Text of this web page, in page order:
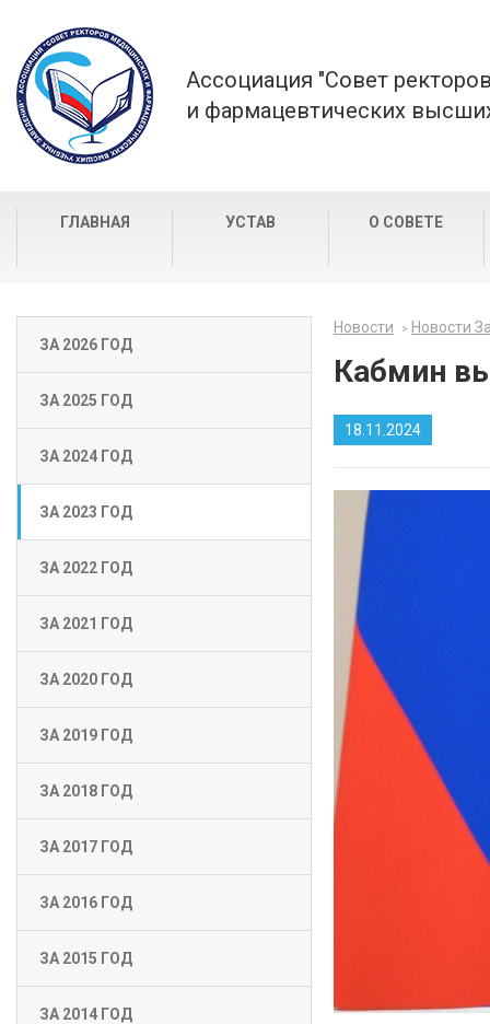
Ассоциация "Совет
и фармацевтических
ГЛАВНАЯ УСТАВ О СОВЕТЕ
ЗА 2026 ГОД
ЗА 2025 ГОД
ЗА 2024 ГОД
ЗА 2023 ГОД
ЗА 2022 ГОД
ЗА 2021 ГОД
ЗА 2020 ГОД
ЗА 2019 ГОД
ЗА 2018 ГОД
ЗА 2017 ГОД
ЗА 2016 ГОД
ЗА 2015 ГОД
ЗА 2014 ГОД
Новости Новости
Кабмин
18.11.2024